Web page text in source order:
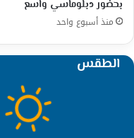
بحضور دبلوماسي واسع
منذ أسبوع واحد
الطقس